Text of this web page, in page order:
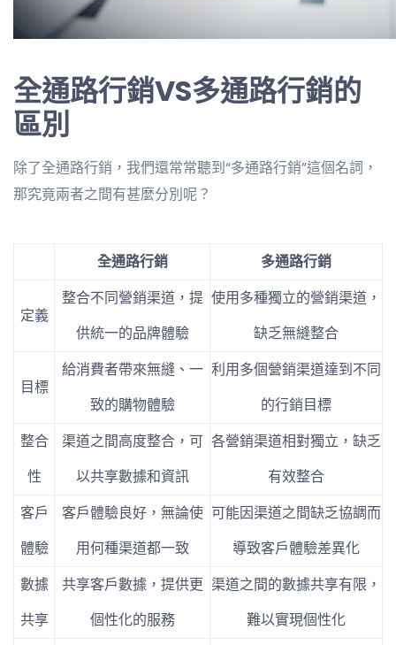
全通路行銷VS多通路行銷的
區別
除了全通路行銷，我們還常常聽到“多通路行銷”這個名詞，
那究竟兩者之間有甚麼分別呢？
全通路行銷 多通路行銷
定義
整合不同營銷渠道，提
供統一的品牌體驗
使用多種獨立的營銷渠道，
缺乏無縫整合
目標
給消費者帶來無縫、一
致的購物體驗
利用多個營銷渠道達到不同
的行銷目標
整合
性
渠道之間高度整合，可
以共享數據和資訊
各營銷渠道相對獨立，缺乏
有效整合
客戶
體驗
客戶體驗良好，無論使
用何種渠道都一致
可能因渠道之間缺乏協調而
導致客戶體驗差異化
數據
共享
共享客戶數據，提供更
個性化的服務
渠道之間的數據共享有限，
難以實現個性化